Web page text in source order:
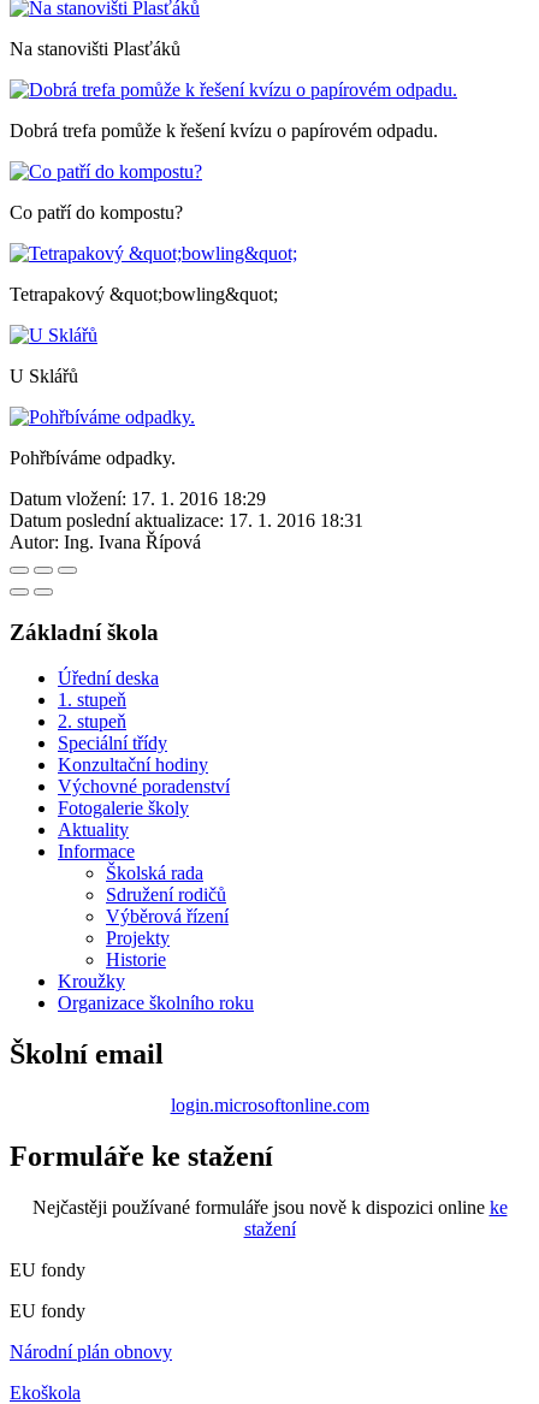
Na stanovišti Plasťáků
Dobrá trefa pomůže k řešení kvízu o papírovém odpadu.
Co patří do kompostu?
Tetrapakový &quot;bowling&quot;
U Sklářů
Pohřbíváme odpadky.
Datum vložení: 17. 1. 2016 18:29
Datum poslední aktualizace: 17. 1. 2016 18:31
Autor: Ing. Ivana Řípová
Základní škola
Úřední deska
1. stupeň
2. stupeň
Speciální třídy
Konzultační hodiny
Výchovné poradenství
Fotogalerie školy
Aktuality
Informace
Školská rada
Sdružení rodičů
Výběrová řízení
Projekty
Historie
Kroužky
Organizace školního roku
Školní email
login.microsoftonline.com
Formuláře ke stažení
Nejčastěji používané formuláře jsou nově k dispozici online ke
stažení
EU fondy
EU fondy
Národní plán obnovy
Ekoškola